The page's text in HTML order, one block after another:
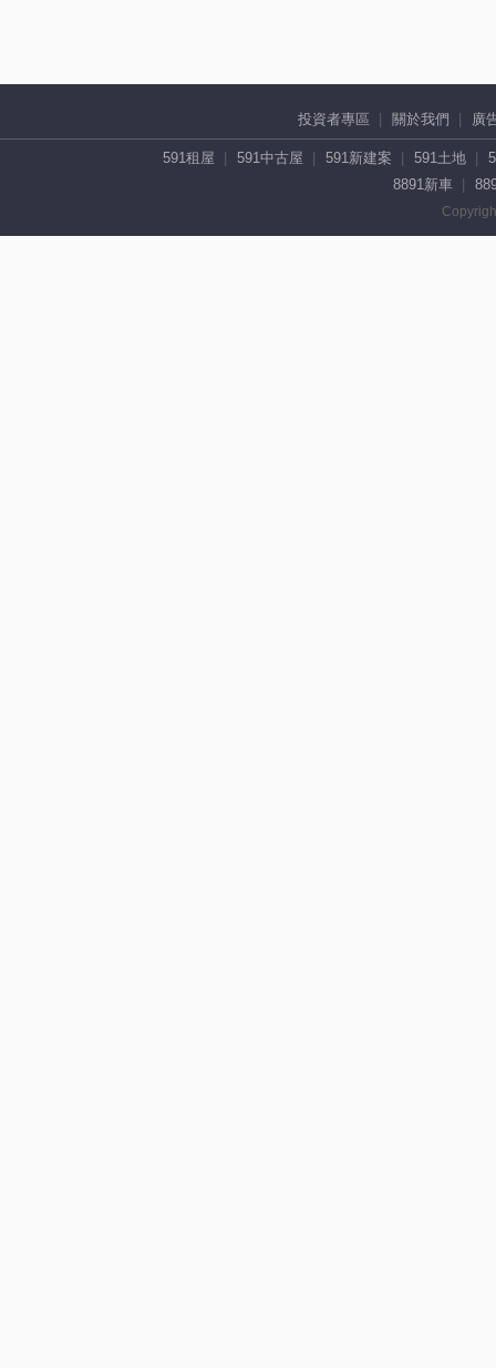
投資者專區 關於我們 廣
591租屋 591中古屋 591新建案 591土地
8891新車